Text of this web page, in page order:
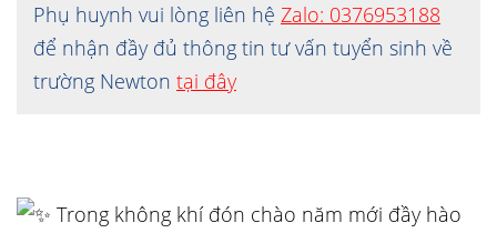
Phụ huynh vui lòng liên hệ Zalo: 0376953188
để nhận đầy đủ thông tin tư vấn tuyển sinh về
trường Newton tại đây
Trong không khí đón chào năm mới đầy hào